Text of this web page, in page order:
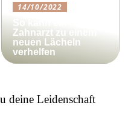
14/10/2022
Zahnarzt zu einem
neuen Lächeln
verhelfen
deine Leidenschaft